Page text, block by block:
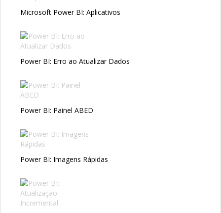
Microsoft Power BI: Aplicativos
Power BI: Erro ao Atualizar Dados
Power BI: Painel ABED
Power BI: Imagens Rápidas